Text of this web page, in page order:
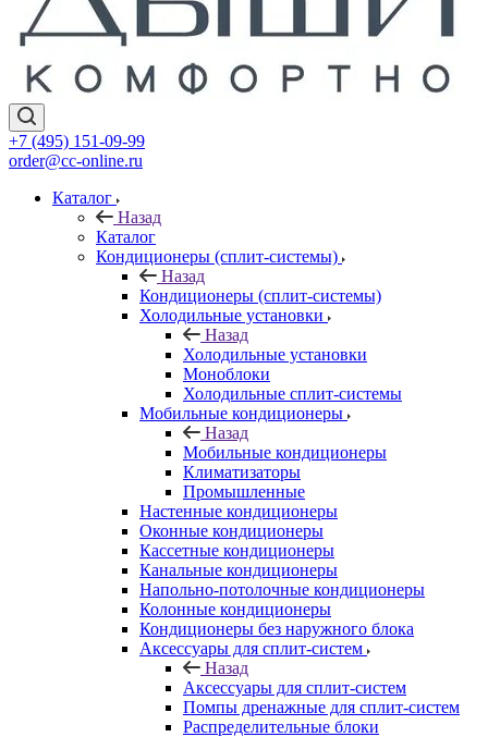
+7 (495) 151-09-99
order@cc-online.ru
Каталог
Назад
Каталог
Кондиционеры (сплит-системы)
Назад
Кондиционеры (сплит-системы)
Холодильные установки
Назад
Холодильные установки
Моноблоки
Холодильные сплит-системы
Мобильные кондиционеры
Назад
Мобильные кондиционеры
Климатизаторы
Промышленные
Настенные кондиционеры
Оконные кондиционеры
Кассетные кондиционеры
Канальные кондиционеры
Напольно-потолочные кондиционеры
Колонные кондиционеры
Кондиционеры без наружного блока
Аксессуары для сплит-систем
Назад
Аксессуары для сплит-систем
Помпы дренажные для сплит-систем
Распределительные блоки